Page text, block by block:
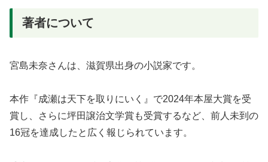
著者について
宮島未奈さんは、滋賀県出身の小説家です。
本作『成瀬は天下を取りにいく』で2024年本屋大賞を受
賞し、さらに坪田譲治文学賞も受賞するなど、前人未到の
16冠を達成したと広く報じられています。